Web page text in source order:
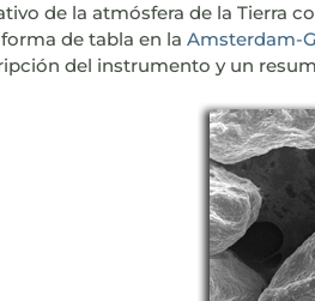
de la atmósfera de la Tierra
de tabla en laAmsterdam-
del instrumento y un